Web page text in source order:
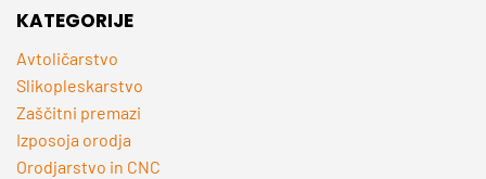
KATEGORIJE
Avtoličarstvo
Slikopleskarstvo
Zaščitni premazi
Izposoja orodja
Orodjarstvo in CNC